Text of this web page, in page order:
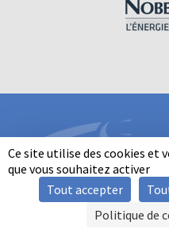
Ce site utilise des cookies et
que vous souhaitez activer
Tout accepter
Politique de
INFORMATIONS